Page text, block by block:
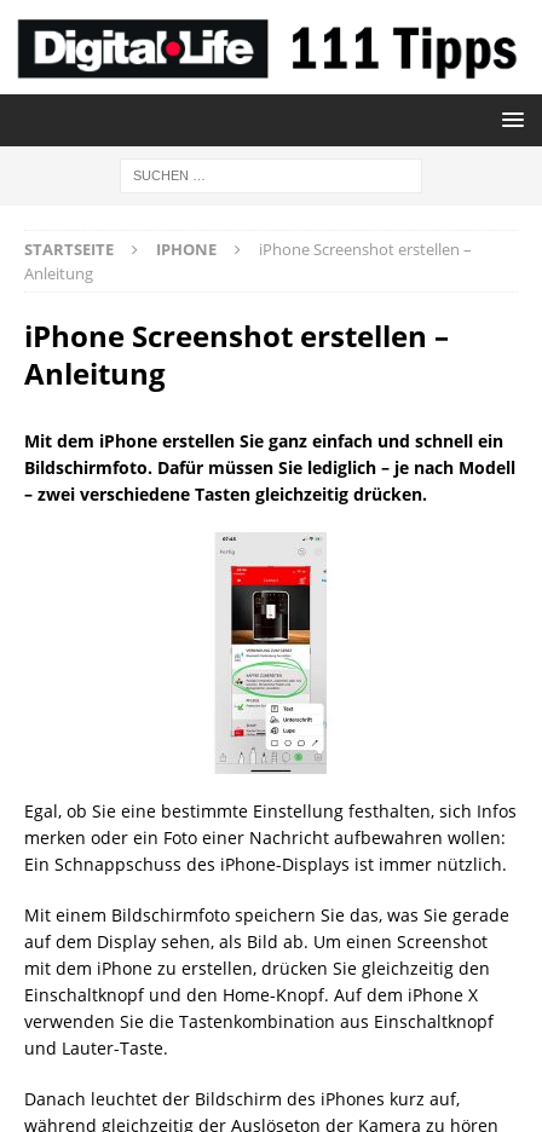
STARTSEITE IPHONE
iPhone Screenshot erstellen –
Anleitung
iPhone Screenshot erstellen –
Anleitung
Mit dem iPhone erstellen Sie ganz einfach und schnell ein
Bildschirmfoto. Dafür müssen Sie lediglich – je nach Modell
– zwei verschiedene Tasten gleichzeitig drücken.
Egal, ob Sie eine bestimmte Einstellung festhalten, sich Infos
merken oder ein Foto einer Nachricht aufbewahren wollen:
Ein Schnappschuss des iPhone-Displays ist immer nützlich.
Mit einem Bildschirmfoto speichern Sie das, was Sie gerade
auf dem Display sehen, als Bild ab. Um einen Screenshot
mit dem iPhone zu erstellen, drücken Sie gleichzeitig den
Einschaltknopf und den Home-Knopf. Auf dem iPhone X
verwenden Sie die Tastenkombination aus Einschaltknopf
und Lauter-Taste.
Danach leuchtet der Bildschirm des iPhones kurz auf,
während gleichzeitig der Auslöseton der Kamera zu hören